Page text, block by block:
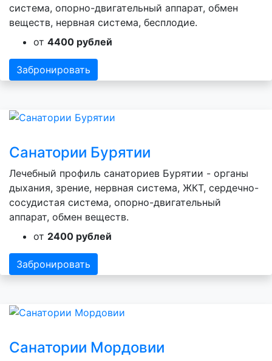
система, опорно-двигательный аппарат, обмен
веществ, нервная система, бесплодие.
от 4400 рублей
Забронировать
Санатории Бурятии
Лечебный профиль санаториев Бурятии - органы
дыхания, зрение, нервная система, ЖКТ, сердечно-
сосудистая система, опорно-двигательный
аппарат, обмен веществ.
от 2400 рублей
Забронировать
Санатории Мордовии